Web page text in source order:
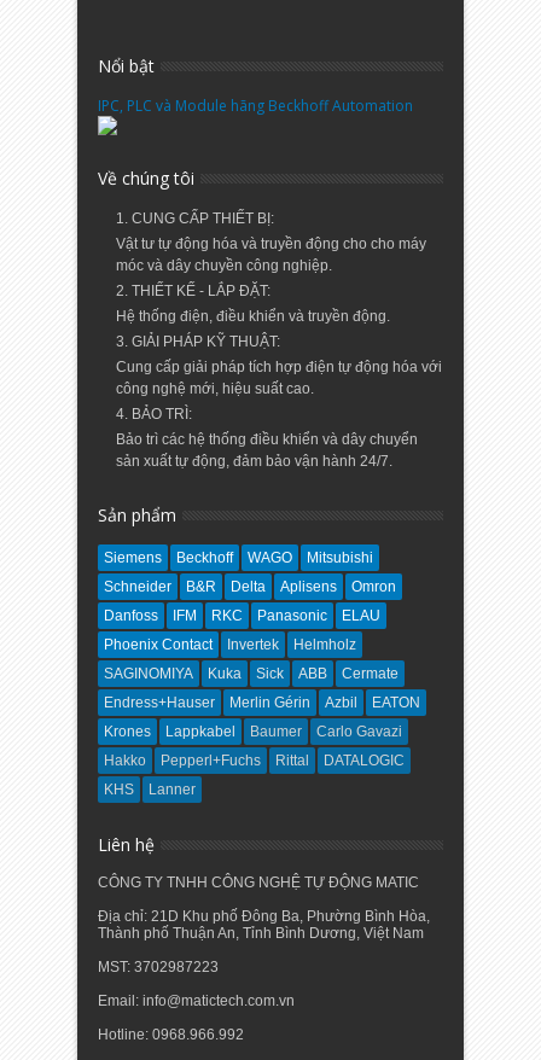
Nổi bật
IPC, PLC và Module hãng Beckhoff Automation
Về chúng tôi
1. CUNG CẤP THIẾT BỊ:
Vật tư tự động hóa và truyền động cho cho máy
móc và dây chuyền công nghiệp.
2. THIẾT KẾ - LẮP ĐẶT:
Hệ thống điện, điều khiển và truyền động.
3. GIẢI PHÁP KỸ THUẬT:
Cung cấp giải pháp tích hợp điện tự động hóa với
công nghệ mới, hiệu suất cao.
4. BẢO TRÌ:
Bảo trì các hệ thống điều khiển và dây chuyển
sản xuất tự động, đảm bảo vận hành 24/7.
Sản phẩm
Siemens Beckhoff WAGO
Mitsubishi
Schneider
B&R Delta Aplisens
Omron
Danfoss
IFM RKC Panasonic
ELAU
Phoenix Contact
Invertek
Helmholz
SAGINOMIYA
Kuka Sick ABB
Cermate
Endress+Hauser
Merlin Gérin Azbil
EATON
Krones
Lappkabel Baumer
Carlo Gavazi
Hakko
Pepperl+Fuchs Rittal
DATALOGIC
KHS
Lanner
Liên hệ
CÔNG TY TNHH CÔNG NGHỆ TỰ ĐỘNG MATIC
Địa chỉ: 21D Khu phố Đông Ba, Phường Bình Hòa,
Thành phố Thuận An, Tỉnh Bình Dương, Việt Nam
MST: 3702987223
Email: info@matictech.com.vn
Hotline: 0968.966.992